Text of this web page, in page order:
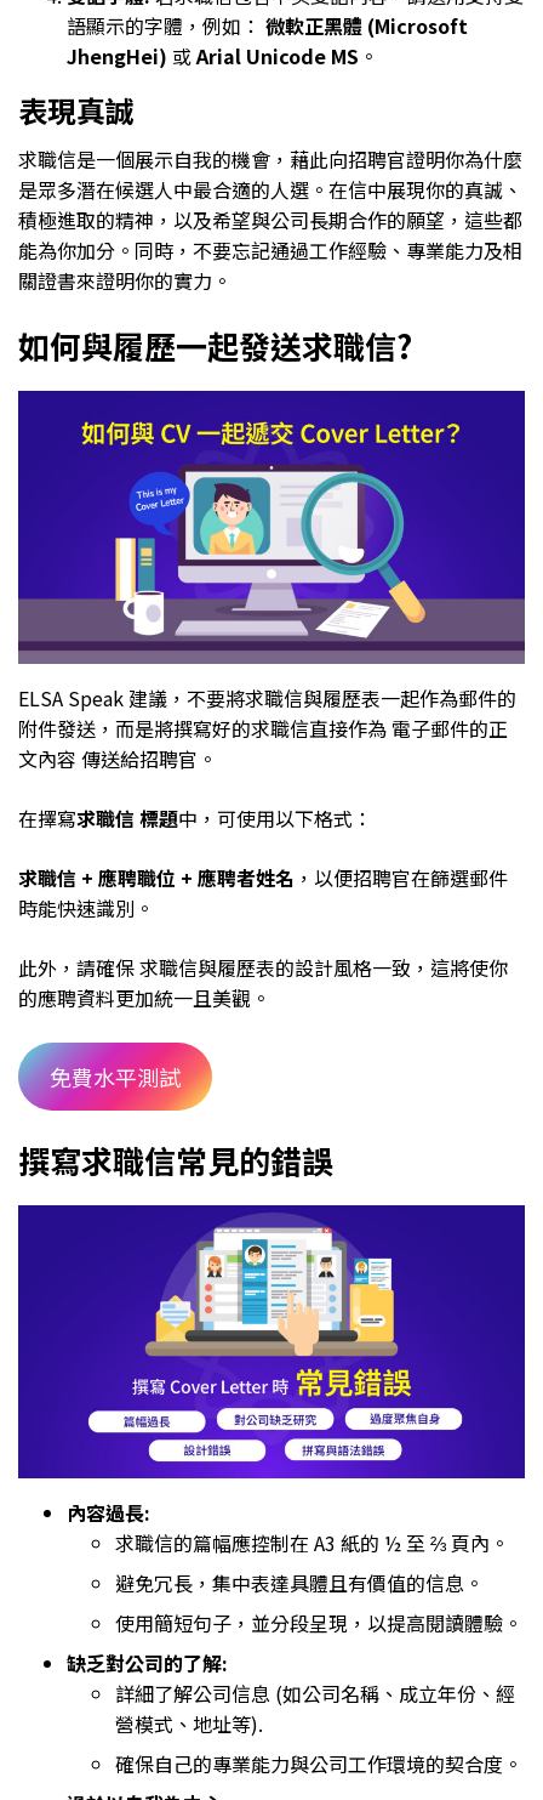
語顯示的字體，例如： 微軟正黑體 (Microsoft
JhengHei) 或Arial Unicode MS 。
表現真誠
求職信是一個展示自我的機會，藉此向招聘官證明你為什麼
是眾多潛在候選人中最合適的人選。在信中展現你的真誠、
積極進取的精神，以及希望與公司長期合作的願望，這些都
能為你加分。同時，不要忘記通過工作經驗、專業能力及相
關證書來證明你的實力。
如何與履歷一起發送求職信?
ELSA Speak 建議，不要將求職信與履歷表一起作為郵件的
附件發送，而是將撰寫好的求職信直接作為 電子郵件的正
文內容 傳送給招聘官。
在擇寫求職信 標題中，可使用以下格式：
求職信 + 應聘職位 + 應聘者姓名 ，以便招聘官在篩選郵件
時能快速識別。
此外，請確保 求職信與履歷表的設計風格一致，這將使你
的應聘資料更加統一且美觀。
免費水平測試
撰寫求職信常見的錯誤
內容過長:
求職信的篇幅應控制在 A3 紙的 ½ 至 ⅔ 頁內。
避免冗長，集中表達具體且有價值的信息。
使用簡短句子，並分段呈現，以提高閱讀體驗。
缺乏對公司的了解:
詳細了解公司信息 (如公司名稱、成立年份、經
營模式、地址等).
確保自己的專業能力與公司工作環境的契合度。